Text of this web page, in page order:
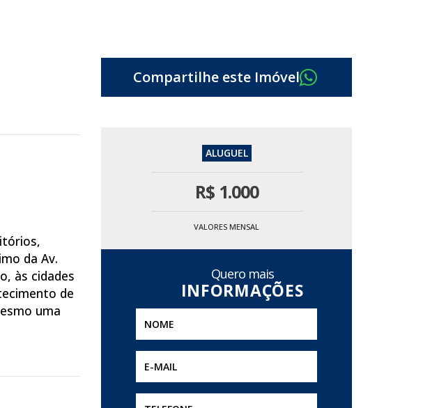
da Av.
às cidades
de
uma
R$1.000
VALORES MENSAL
Quero mais